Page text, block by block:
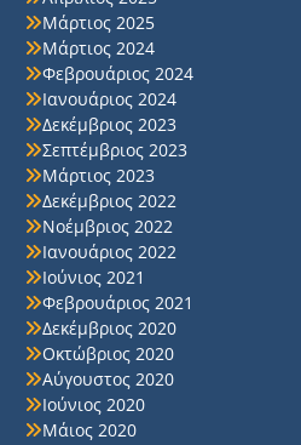
Μάρτιος 2025
Μάρτιος 2024
Φεβρουάριος 2024
Ιανουάριος 2024
Δεκέμβριος 2023
Σεπτέμβριος 2023
Μάρτιος 2023
Δεκέμβριος 2022
Νοέμβριος 2022
Ιανουάριος 2022
Ιούνιος 2021
Φεβρουάριος 2021
Δεκέμβριος 2020
Οκτώβριος 2020
Αύγουστος 2020
Ιούνιος 2020
Μάιος 2020